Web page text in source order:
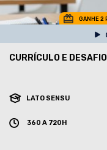
GANHE 2
CURRÍCULO E
LATO SENSU
360 A 720H